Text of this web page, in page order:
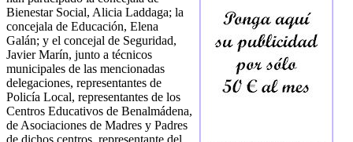
Bienestar Social, Alicia Laddaga; la
concejala de Educación, Elena
Galán; y el concejal de Seguridad,
Javier Marín, junto a técnicos
municipales de las mencionadas
delegaciones, representantes de
Policía Local, representantes de los
Centros Educativos de Benalmádena,
de Asociaciones de Madres y Padres